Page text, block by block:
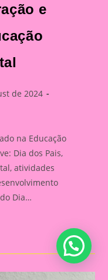
e
de 2024
na Educação
Dia dos Pais,
atividades
Dia…